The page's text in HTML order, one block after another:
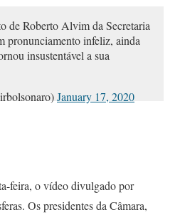
de Roberto Alvim da Secretaria
pronunciamento infeliz, ainda
insustentável a sua
January 17, 2020
feira, o vídeo divulgado por
Os presidentes da Câmara,